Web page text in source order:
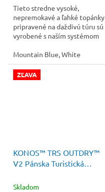
Tieto stredne vysoké,
nepremokavé a ľahké topánky
pripravené na daždivú túru sú
vyrobené s naším systémom
pohodlie Vašich...
Mountain Blue, White
ZĽAVA
KONOS™ TRS OUTDRY™
V2 Pánska Turistická
Skladom